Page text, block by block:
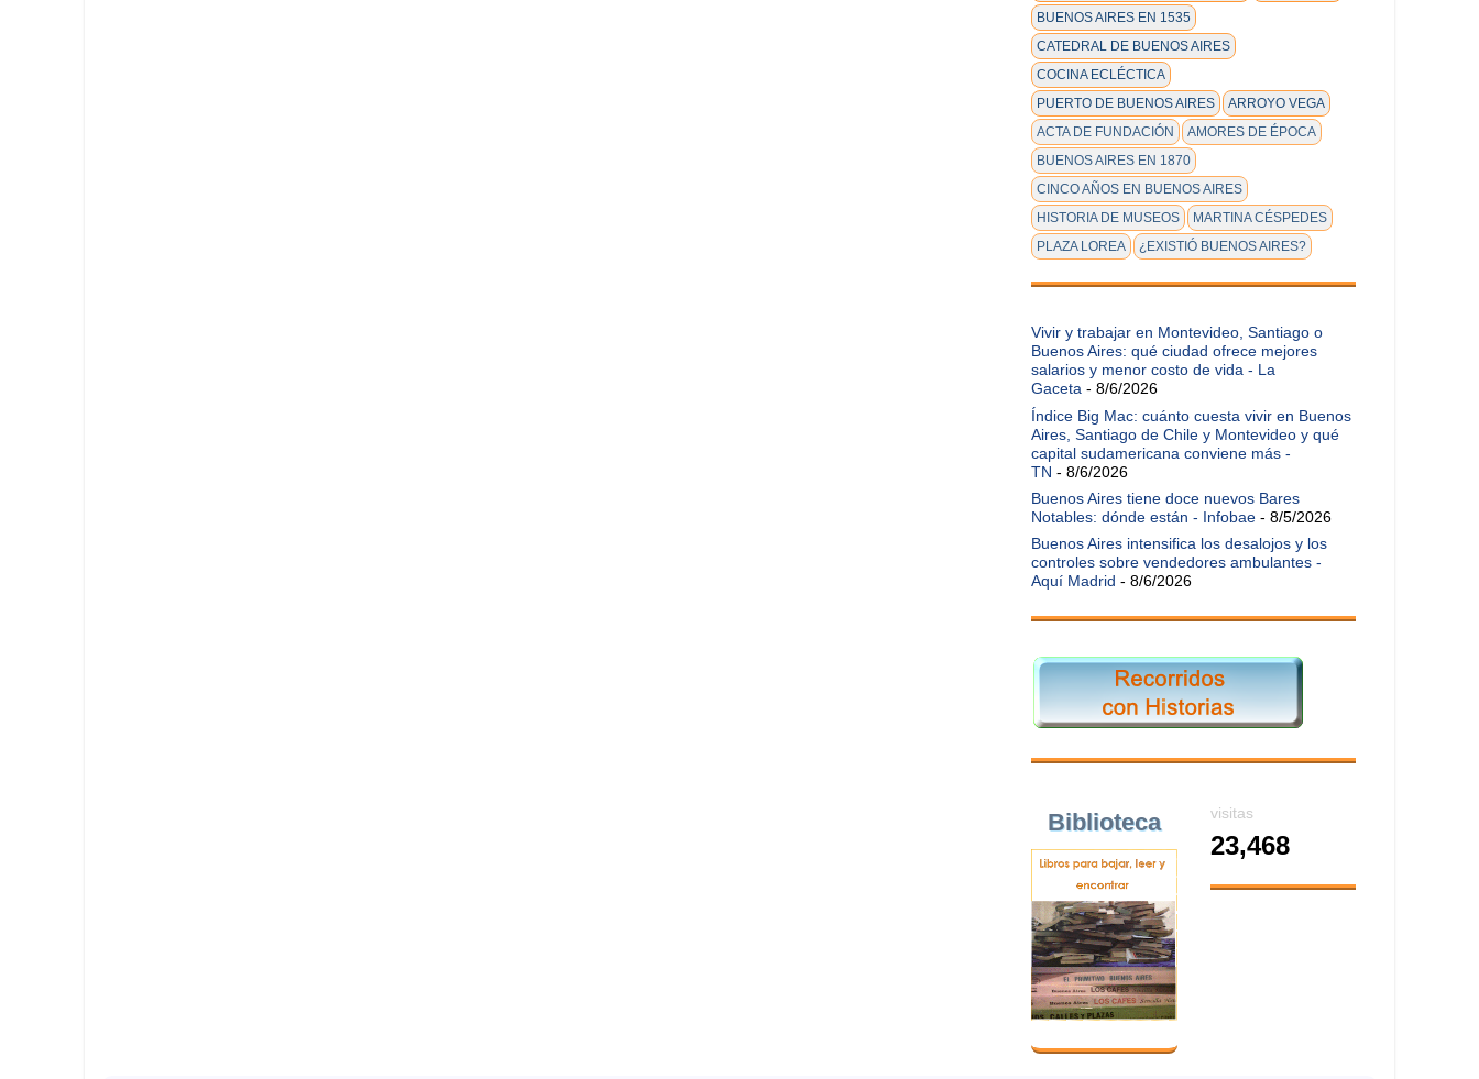
BUENOS AIRES EN 1535
CATEDRAL DE BUENOS AIRES
COCINA ECLÉCTICA
PUERTO DE BUENOS AIRES
ARROYO VEGA
ACTA DE FUNDACIÓN
AMORES DE ÉPOCA
BUENOS AIRES EN 1870
CINCO AÑOS EN BUENOS AIRES
HISTORIA DE MUSEOS
MARTINA CÉSPEDES
PLAZA LOREA
¿EXISTIÓ BUENOS AIRES?
Vivir y trabajar en Montevideo, Santiago o
Buenos Aires: qué ciudad ofrece mejores
salarios y menor costo de vida - La
Gaceta - 8/6/2026
Índice Big Mac: cuánto cuesta vivir en Buenos
Aires, Santiago de Chile y Montevideo y qué
capital sudamericana conviene más -
TN - 8/6/2026
Buenos Aires tiene doce nuevos Bares
Notables: dónde están - Infobae - 8/5/2026
Buenos Aires intensifica los desalojos y los
controles sobre vendedores ambulantes -
Aquí Madrid - 8/6/2026
Biblioteca visitas
23,468